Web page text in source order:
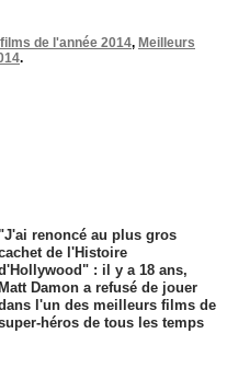
de l'année 2014, Meilleurs
.
renoncé au plus gros
de l'Histoire
: il y a 18 ans,
Matt Damon a refusé de jouer
l'un des meilleurs films de
héros de tous les temps